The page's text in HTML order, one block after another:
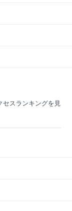
スランキングを見